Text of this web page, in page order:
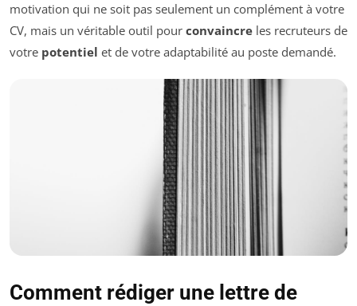
motivation qui ne soit pas seulement un complément à votre
CV, mais un véritable outil pour convaincre les recruteurs de
votre potentiel et de votre adaptabilité au poste demandé.
Comment rédiger une lettre de